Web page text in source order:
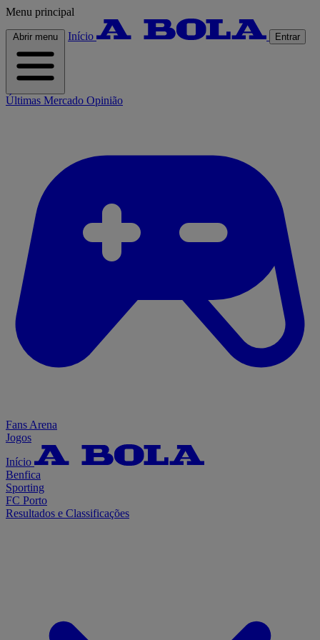
Menu principal
Abrir menu Início Entrar
Últimas Mercado Opinião
Fans Arena
Jogos
Início
Benfica
Sporting
FC Porto
Resultados e Classificações